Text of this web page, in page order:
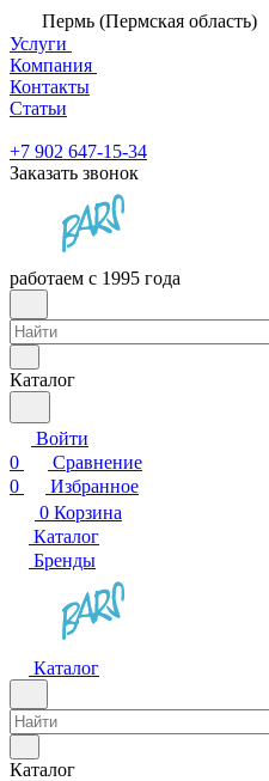
Пермь (Пермская область)
Услуги
Компания
Контакты
Статьи
+7 902 647-15-34
Заказать звонок
работаем с 1995 года
Каталог
Войти
0
Сравнение
0
Избранное
0 Корзина
Каталог
Бренды
Каталог
Каталог